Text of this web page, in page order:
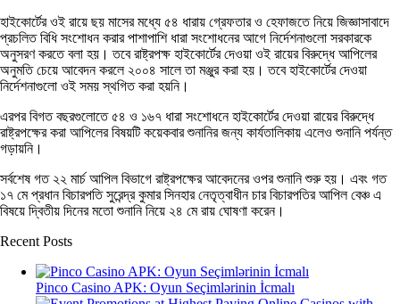
হাইকোর্টের ওই রায়ে ছয় মাসের মধ্যে ৫৪ ধারায় গ্রেফতার ও হেফাজতে নিয়ে জিজ্ঞাসাবাদে
প্রচলিত বিধি সংশোধন করার পাশাপাশি ধারা সংশোধনের আগে নির্দেশনাগুলো সরকারকে
অনুসরণ করতে বলা হয়। তবে রাষ্ট্রপক্ষ হাইকোর্টের দেওয়া ওই রায়ের বিরুদ্ধে আপিলের
অনুমতি চেয়ে আবেদন করলে ২০০৪ সালে তা মঞ্জুর করা হয়। তবে হাইকোর্টের দেওয়া
নির্দেশনাগুলো ওই সময় স্থগিত করা হয়নি।
এরপর বিগত বছরগুলোতে ৫৪ ও ১৬৭ ধারা সংশোধনে হাইকোর্টের দেওয়া রায়ের বিরুদ্ধে
রাষ্ট্রপক্ষের করা আপিলের বিষয়টি কয়েকবার শুনানির জন্য কার্যতালিকায় এলেও শুনানি পর্যন্ত
গড়ায়নি।
সর্বশেষ গত ২২ মার্চ আপিল বিভাগে রাষ্ট্রপক্ষের আবেদনের ওপর শুনানি শুরু হয়। এবং গত
১৭ মে প্রধান বিচারপতি সুরেন্দ্র কুমার সিনহার নেতৃত্বাধীন চার বিচারপতির আপিল বেঞ্চ এ
বিষয়ে দ্বিতীয় দিনের মতো শুনানি নিয়ে ২৪ মে রায় ঘোষণা করেন।
Recent Posts
Pinco Casino APK: Oyun Seçimlərinin İcmalı